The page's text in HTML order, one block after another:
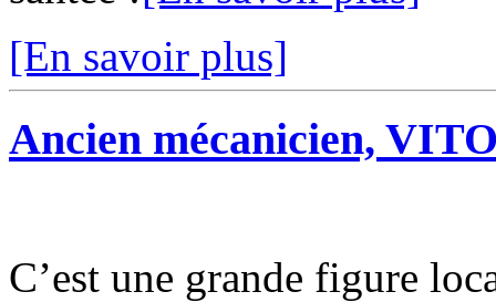
[En savoir plus]
Ancien mécanicien,
C’est une grande figure